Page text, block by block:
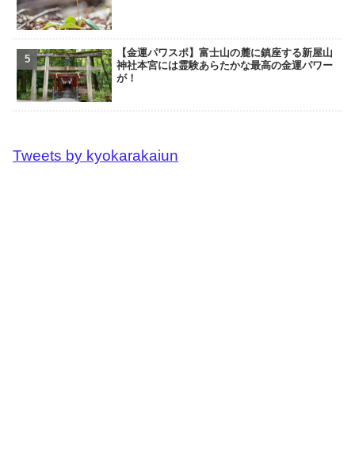
【金運パワスポ】富士山の麓に鎮座する新屋山
神社本宮には霊験あらたかな最高の金運パワー
が！
Tweets by kyokarakaiun